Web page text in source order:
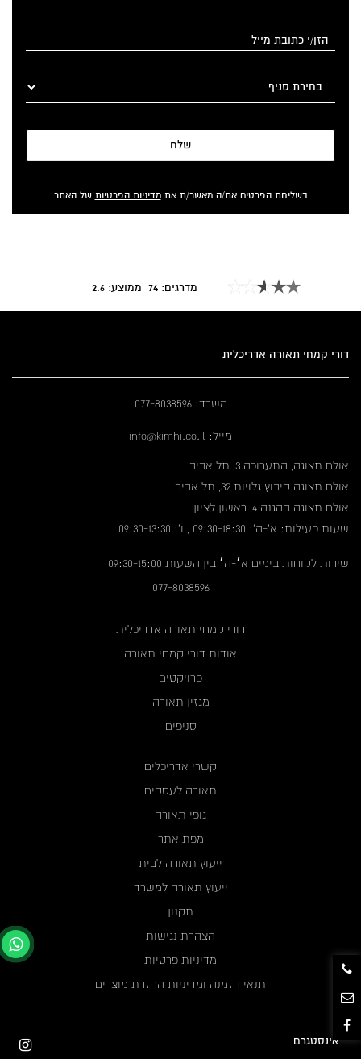
שלח
בשליחת הפרטים את/ה מאשר/ת אתמדיניות הפרטיות של האתר
מדרגים: 74 ממוצע: 2.6
דורי קמחי תאורה אדריכלית
משרד: 077-8038596
מייל: info@kimhi.co.il
אולם תצוגה, התערוכה 3, תל אביב
אולם תצוגה קיבוץ גלויות 32, תל אביב
אולם תצוגה ההגנה 4, ראשון לציון
שעות פעילות: א'-ה': 09:30-18:30 , ו': 09:30-13:30
שירות לקוחות בימים א׳-ה׳ בין השעות 09:30-15:00
077-8038596
דורי קמחי תאורה אדריכלית
אודות דורי קמחי תאורה
פרויקטים
מגזין תאורה
סניפים
קשרי אדריכלים
תאורה לעסקים
גופי תאורה
מפת אתר
ייעוץ תאורה לבית
ייעוץ תאורה למשרד
תקנון
הצהרת נגישות
מדיניות פרטיות
תנאי הזמנה ומדיניות החזרת מוצרים
אינסטגרם